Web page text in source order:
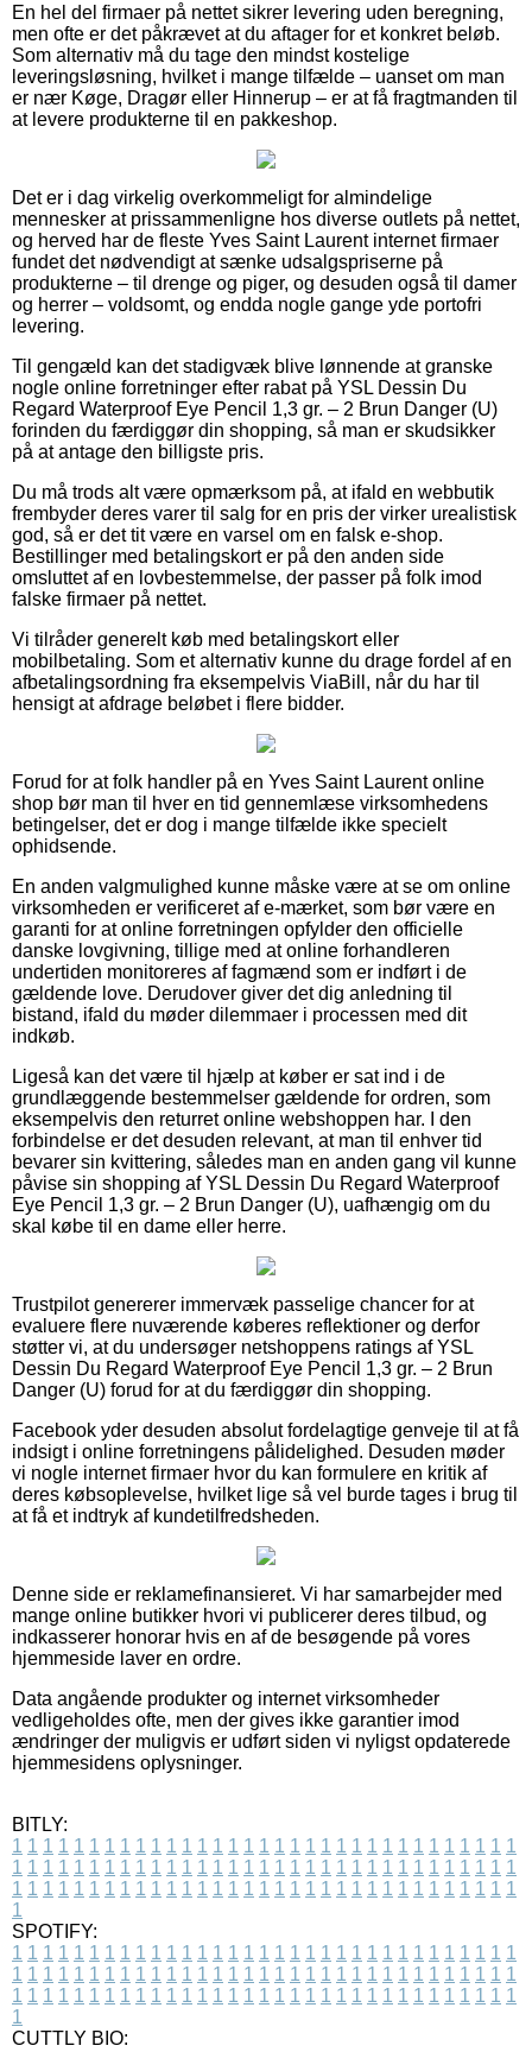
En hel del firmaer på nettet sikrer levering uden beregning,
men ofte er det påkrævet at du aftager for et konkret beløb.
Som alternativ må du tage den mindst kostelige
leveringsløsning, hvilket i mange tilfælde – uanset om man
er nær Køge, Dragør eller Hinnerup – er at få fragtmanden til
at levere produkterne til en pakkeshop.
Det er i dag virkelig overkommeligt for almindelige
mennesker at prissammenligne hos diverse outlets på nettet,
og herved har de fleste Yves Saint Laurent internet firmaer
fundet det nødvendigt at sænke udsalgspriserne på
produkterne – til drenge og piger, og desuden også til damer
og herrer – voldsomt, og endda nogle gange yde portofri
levering.
Til gengæld kan det stadigvæk blive lønnende at granske
nogle online forretninger efter rabat på YSL Dessin Du
Regard Waterproof Eye Pencil 1,3 gr. – 2 Brun Danger (U)
forinden du færdiggør din shopping, så man er skudsikker
på at antage den billigste pris.
Du må trods alt være opmærksom på, at ifald en webbutik
frembyder deres varer til salg for en pris der virker urealistisk
god, så er det tit være en varsel om en falsk e-shop.
Bestillinger med betalingskort er på den anden side
omsluttet af en lovbestemmelse, der passer på folk imod
falske firmaer på nettet.
Vi tilråder generelt køb med betalingskort eller
mobilbetaling. Som et alternativ kunne du drage fordel af en
afbetalingsordning fra eksempelvis ViaBill, når du har til
hensigt at afdrage beløbet i flere bidder.
Forud for at folk handler på en Yves Saint Laurent online
shop bør man til hver en tid gennemlæse virksomhedens
betingelser, det er dog i mange tilfælde ikke specielt
ophidsende.
En anden valgmulighed kunne måske være at se om online
virksomheden er verificeret af e-mærket, som bør være en
garanti for at online forretningen opfylder den officielle
danske lovgivning, tillige med at online forhandleren
undertiden monitoreres af fagmænd som er indført i de
gældende love. Derudover giver det dig anledning til
bistand, ifald du møder dilemmaer i processen med dit
indkøb.
Ligeså kan det være til hjælp at køber er sat ind i de
grundlæggende bestemmelser gældende for ordren, som
eksempelvis den returret online webshoppen har. I den
forbindelse er det desuden relevant, at man til enhver tid
bevarer sin kvittering, således man en anden gang vil kunne
påvise sin shopping af YSL Dessin Du Regard Waterproof
Eye Pencil 1,3 gr. – 2 Brun Danger (U), uafhængig om du
skal købe til en dame eller herre.
Trustpilot genererer immervæk passelige chancer for at
evaluere flere nuværende køberes reflektioner og derfor
støtter vi, at du undersøger netshoppens ratings af YSL
Dessin Du Regard Waterproof Eye Pencil 1,3 gr. – 2 Brun
Danger (U) forud for at du færdiggør din shopping.
Facebook yder desuden absolut fordelagtige genveje til at få
indsigt i online forretningens pålidelighed. Desuden møder
vi nogle internet firmaer hvor du kan formulere en kritik af
deres købsoplevelse, hvilket lige så vel burde tages i brug til
at få et indtryk af kundetilfredsheden.
Denne side er reklamefinansieret. Vi har samarbejder med
mange online butikker hvori vi publicerer deres tilbud, og
indkasserer honorar hvis en af de besøgende på vores
hjemmeside laver en ordre.
Data angående produkter og internet virksomheder
vedligeholdes ofte, men der gives ikke garantier imod
ændringer der muligvis er udført siden vi nyligst opdaterede
hjemmesidens oplysninger.
BITLY:
1 1 1 1 1 1 1 1 1 1 1 1 1 1 1 1 1 1 1 1 1 1 1 1 1 1 1 1 1 1 1 1 1
1 1 1 1 1 1 1 1 1 1 1 1 1 1 1 1 1 1 1 1 1 1 1 1 1 1 1 1 1 1 1 1 1
1 1 1 1 1 1 1 1 1 1 1 1 1 1 1 1 1 1 1 1 1 1 1 1 1 1 1 1 1 1 1 1 1
1
SPOTIFY:
1 1 1 1 1 1 1 1 1 1 1 1 1 1 1 1 1 1 1 1 1 1 1 1 1 1 1 1 1 1 1 1 1
1 1 1 1 1 1 1 1 1 1 1 1 1 1 1 1 1 1 1 1 1 1 1 1 1 1 1 1 1 1 1 1 1
1 1 1 1 1 1 1 1 1 1 1 1 1 1 1 1 1 1 1 1 1 1 1 1 1 1 1 1 1 1 1 1 1
1
CUTTLY BIO: